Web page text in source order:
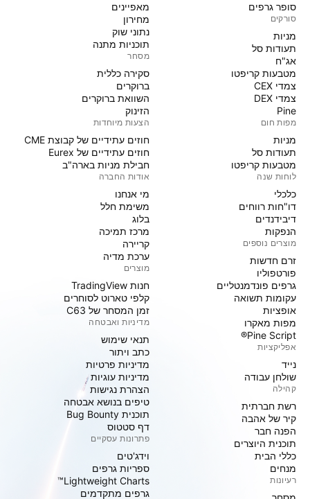
סופר גרפים
סורקים
מניות‏
תעודות סל
אג"ח
מטבעות קריפטו
צמדי CEX
צמדי DEX
Pine
מפות חום
מניות‏
תעודות סל
מטבעות קריפטו
לוחות שנה
כלכלי
דו"חות רווחים
דיבידנדים
הנפקות
מוצרים נוספים
זרם חדשות
פורטפוליו
גרפים פונדמנטליים
עקומות תשואה
אופציות
מפות מאקרו
Pine Script®
אפליקציות
נייד
שולחן עבודה
קהילה
רשת חברתית
קיר של אהבה
הפנה חבר
תוכנית היוצרים
כללי הבית
מנחים
רעיונות
מאפיינים
מחירון
נתוני שוק
תוכניות מתנה
מסחר
סקירה כללית
ברוקרים
השוואת ברוקרים
הזינוק
הצעות מיוחדות
חוזים עתידיים של קבוצת CME
חוזים עתידיים של Eurex
חבילת מניות בארה"ב
אודות החברה
מי אנחנו
משימת חלל
בלוג
מרכז תמיכה
קריירה
ערכת מדיה
מוצרים
חנות TradingView
קלפי טארוט לסוחרים
זמן המסחר של C63
מדיניות ואבטחה
תנאי שימוש
כתב ויתור
מדיניות פרטיות
מדיניות עוגיות
הצהרת נגישות
טיפים בנושא אבטחה
תוכנית Bug Bounty
דף סטטוס
פתרונות עסקיים
וידג'טים
ספריות גרפים
Lightweight Charts™
גרפים מתקדמים